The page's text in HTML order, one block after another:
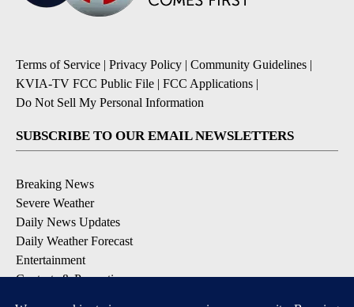
Terms of Service | Privacy Policy | Community Guidelines |
KVIA-TV FCC Public File | FCC Applications |
Do Not Sell My Personal Information
SUBSCRIBE TO OUR EMAIL NEWSLETTERS
Breaking News
Severe Weather
Daily News Updates
Daily Weather Forecast
Entertainment
Contests & Promotions